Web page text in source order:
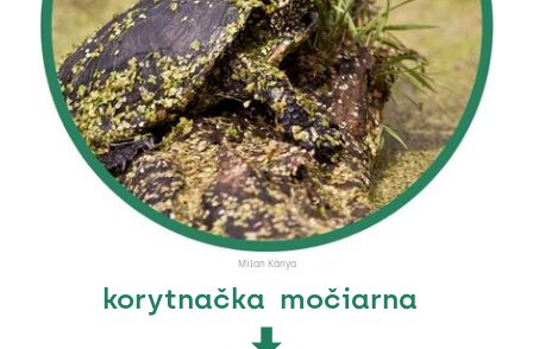
Milan Kánya
korytnačka močiarna